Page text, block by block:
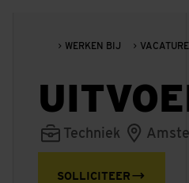
WERKEN BIJ
Techniek
SOLLICITEER